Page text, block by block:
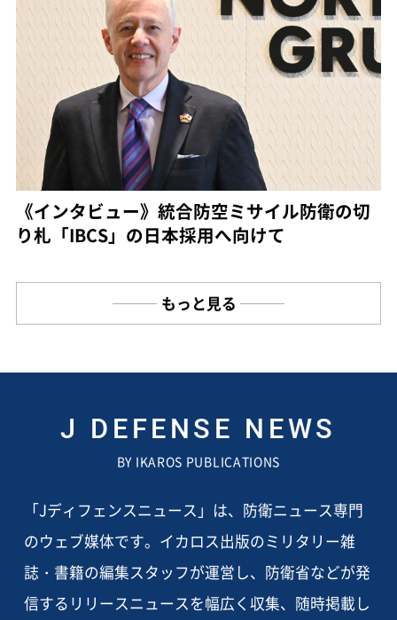
《インタビュー》統合防空ミサイル防衛の切
り札「IBCS」の日本採用へ向けて
もっと見る
J DEFENSE NEWS
BY IKAROS PUBLICATIONS
「Jディフェンスニュース」は、防衛ニュース専門
のウェブ媒体です。イカロス出版のミリタリー雑
誌・書籍の編集スタッフが運営し、防衛省などが発
信するリリースニュースを幅広く収集、随時掲載し